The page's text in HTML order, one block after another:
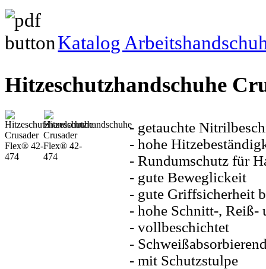
Katalog
Hitzeschutzhandschuhe
- getauchte
- hohe
- Rundumschutz für
- gute Beweglickeit
- gute Griffsicherheit
- hohe Schnitt-,
- vollbeschichtet
-
- mit Schutzstulpe